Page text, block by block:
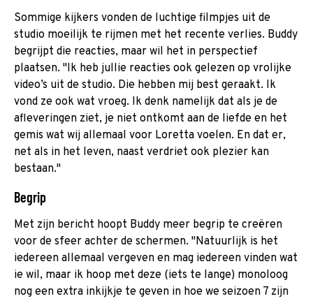
Sommige kijkers vonden de luchtige filmpjes uit de
studio moeilijk te rijmen met het recente verlies. Buddy
begrijpt die reacties, maar wil het in perspectief
plaatsen. "Ik heb jullie reacties ook gelezen op vrolijke
video’s uit de studio. Die hebben mij best geraakt. Ik
vond ze ook wat vroeg. Ik denk namelijk dat als je de
afleveringen ziet, je niet ontkomt aan de liefde en het
gemis wat wij allemaal voor Loretta voelen. En dat er,
net als in het leven, naast verdriet ook plezier kan
bestaan."
Begrip
Met zijn bericht hoopt Buddy meer begrip te creëren
voor de sfeer achter de schermen. "Natuurlijk is het
iedereen allemaal vergeven en mag iedereen vinden wat
ie wil, maar ik hoop met deze (iets te lange) monoloog
nog een extra inkijkje te geven in hoe we seizoen 7 zijn